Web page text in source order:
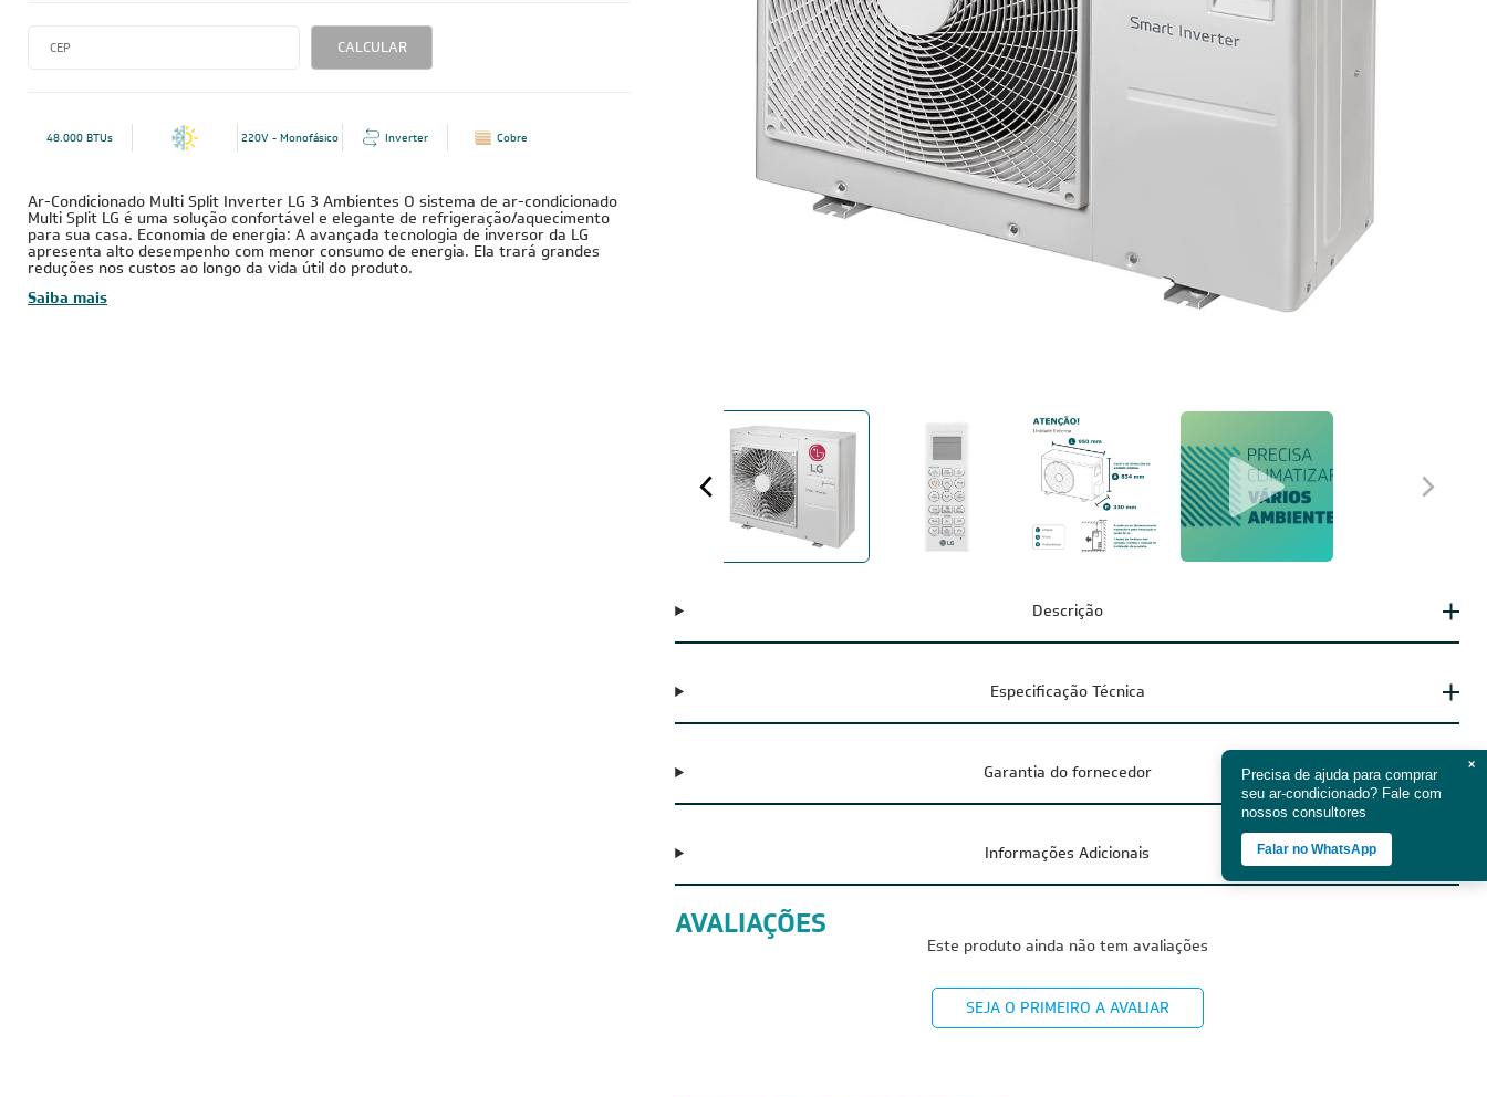
CALCULAR
48.000 BTUs 220V - Monofásico Inverter Cobre
Ar-Condicionado Multi Split Inverter LG 3 Ambientes O sistema de ar-condicionado
Multi Split LG é uma solução confortável e elegante de refrigeração/aquecimento
para sua casa. Economia de energia: A avançada tecnologia de inversor da LG
apresenta alto desempenho com menor consumo de energia. Ela trará grandes
reduções nos custos ao longo da vida útil do produto.
Saiba mais
Descrição
Especificação Técnica
Garantia do fornecedor
Informações Adicionais
AVALIAÇÕES
Este produto ainda não tem avaliações
SEJA O PRIMEIRO A AVALIAR
×
Precisa de ajuda para comprar
seu ar-condicionado? Fale com
nossos consultores
Falar no WhatsApp